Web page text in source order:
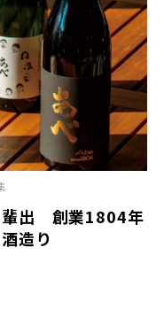
輩出 創業1804年
造り